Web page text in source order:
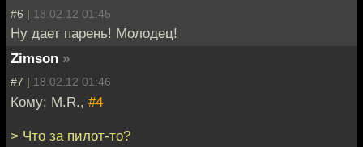
#6 | 18.02.12 01:45
Ну дает парень! Молодец!
Zimson »
#7 | 18.02.12 01:46
Кому: M.R., #4
> Что за пилот-то?